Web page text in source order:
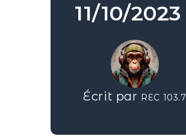
11/10/2023
Écrit par REC 103.7